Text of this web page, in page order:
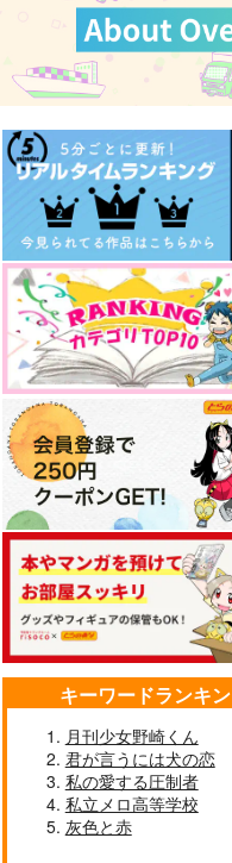
キーワードランキ
月刊少女野崎くん
君が言うには犬の恋
私の愛する圧制者
私立メロ高等学校
灰色と赤